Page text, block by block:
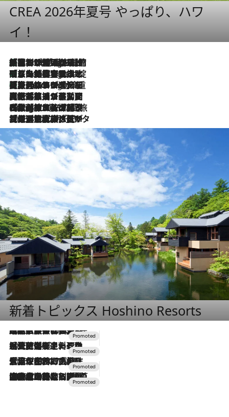
CREA 2026年夏号 やっぱり、ハワ
イ！
5 Hours Ago
「荷物が増えるほど旅ストレスは増す」美容ジャーナリストがたどり着いた最終結論。“化粧品を劇的に減らす”感動の凝縮美容とは
5 Hours Ago
「旅先には金髪ウィッグを持参」日本と同じメイクでは損してる!? 美容ジャーナリストが提案する“掟破りの旅美容”とは
5 Hours Ago
【厳選旅コスメ】「身軽さ＆UV対策重視！」ヘアアーティストshucoが選んだ夏旅ベストコスメを発表【Mサイズジップ】
2026.8.5
【厳選旅コスメ】国内をあちこち移動する河井菜摘が選んだ夏旅ベストコスメ発表！「リラックスアイテムはマスト」【Mサイズジップ】
2026.8.4
【厳選旅コスメ】「紫外線＆乾燥対策しながらメイク感も！」ヘア＆メイクGeorgeが選んだ夏旅ベストコスメを発表！【Mサイズジップ】
2026.8.3
【厳選旅コスメ】「保湿もタイパ重視！」“サウナ好き”タレント清水みさとが愛用する夏旅ベストコスメを発表！【Mサイズジップ】
新着トピックス Hoshino Resorts
2026.7.31
【ホテル帰省】という選択肢をOMOが提案。家族とほどよい距離を保つには「昼は実家、夜は気兼ねなくホテルで！」
2026.7.24
【夏限定ディナーコース】旬を迎える稚鮎や花ズッキーニなどをイタリア・トスカーナの郷土料理の手法で満喫！
2026.7.17
「土佐和ハーブかき氷」がOMO7高知に登場！生姜、山椒、大葉など目にも舌にも涼を呼ぶ郷土の味
2026.7.10
NEW OPEN！【界 草津】名湯の地に誕生。趣の異なる2種の温泉と上州ならではの会席・蕎麦割烹など美食を味わう究極の癒やし旅